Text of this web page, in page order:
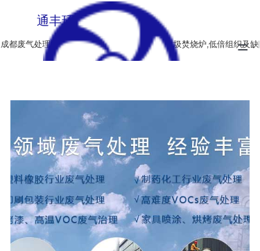
=
通丰环保
成都废气处理设备,生物除臭,垃圾燃烧炉,无烟垃圾焚烧炉,低倍组织及